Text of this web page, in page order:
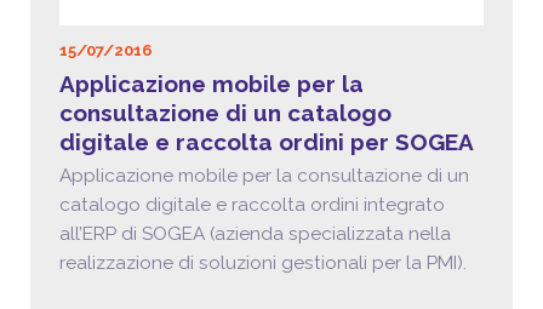
15/07/2016
Applicazione mobile per la
consultazione di un catalogo
digitale e raccolta ordini per SOGEA
Applicazione mobile per la consultazione di un
catalogo digitale e raccolta ordini integrato
all’ERP di SOGEA (azienda specializzata nella
realizzazione di soluzioni gestionali per la PMI).